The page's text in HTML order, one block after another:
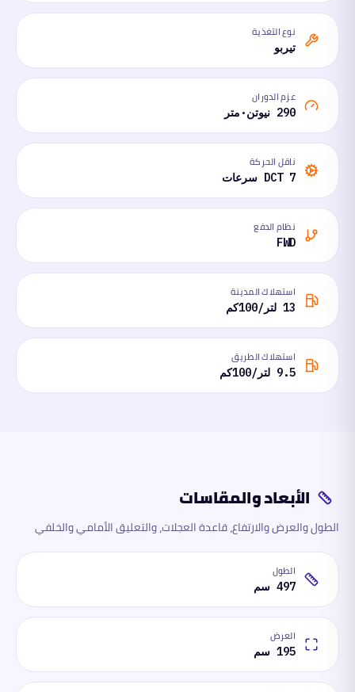
نوع التغذية
تيربو
عزم الدوران
290 نيوتن·متر
ناقل الحركة
DCT 7 سرعات
نظام الدفع
FWD
استهلاك المدينة
13 لتر/100كم
استهلاك الطريق
9.5 لتر/100كم
الأبعاد والمقاسات
الطول والعرض والارتفاع، قاعدة العجلات، والتعليق الأمامي والخلفي
الطول
497 سم
العرض
195 سم